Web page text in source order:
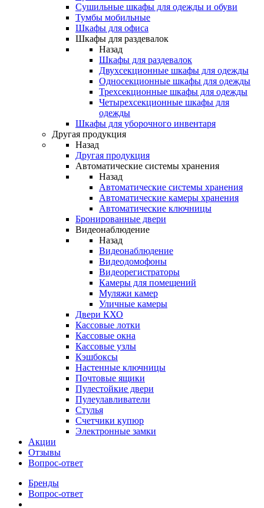
Сушильные шкафы для одежды и обуви
Тумбы мобильные
Шкафы для офиса
Шкафы для раздевалок
Назад
Шкафы для раздевалок
Двухсекционные шкафы для одежды
Односекционные шкафы для одежды
Трехсекционные шкафы для одежды
Четырехсекционные шкафы для
одежды
Шкафы для уборочного инвентаря
Другая продукция
Назад
Другая продукция
Автоматические системы хранения
Назад
Автоматические системы хранения
Автоматические камеры хранения
Автоматические ключницы
Бронированные двери
Видеонаблюдение
Назад
Видеонаблюдение
Видеодомофоны
Видеорегистраторы
Камеры для помещений
Муляжи камер
Уличные камеры
Двери КХО
Кассовые лотки
Кассовые окна
Кассовые узлы
Кэшбоксы
Настенные ключницы
Почтовые ящики
Пулестойкие двери
Пулеулавливатели
Стулья
Счетчики купюр
Электронные замки
Акции
Отзывы
Вопрос-ответ
Бренды
Вопрос-ответ